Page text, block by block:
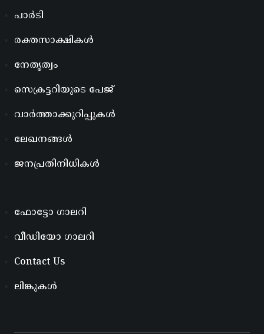
പാർടി
രക്തസാക്ഷികൾ
നേതൃത്വം
സെക്രട്ടറിയുടെ പേജ്
വാർത്താക്കുറിപ്പുകൾ
ലേഖനങ്ങൾ
ജനപ്രതിനിധികൾ
ഫോട്ടോ ഗാലറി
വീഡിയോ ഗാലറി
Contact Us
ലിങ്കുകൾ